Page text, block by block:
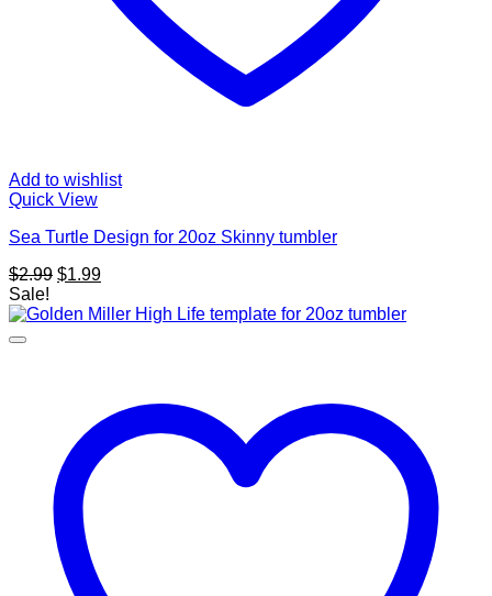
Add to wishlist
Quick View
Sea Turtle Design for 20oz Skinny tumbler
$2.99 Original
was:
$1.99Current
is:
Sale!